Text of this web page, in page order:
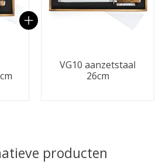
VG10 aanzetstaal
26cm
producten